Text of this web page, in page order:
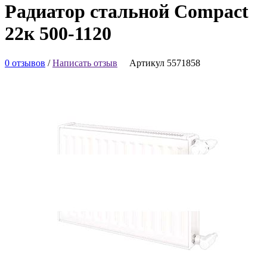
Радиатор стальной Compact
22к 500-1120
0 отзывов /Написать отзыв Артикул 5571858